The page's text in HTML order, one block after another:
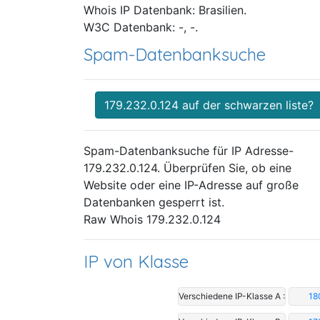
Whois IP Datenbank: Brasilien.
W3C Datenbank: -, -.
Spam-Datenbanksuche
179.232.0.124 auf der schwarzen liste?
Spam-Datenbanksuche für IP Adresse-
179.232.0.124. Überprüfen Sie, ob eine
Website oder eine IP-Adresse auf große
Datenbanken gesperrt ist.
Raw Whois 179.232.0.124
IP von Klasse
Verschiedene IP-Klasse A :